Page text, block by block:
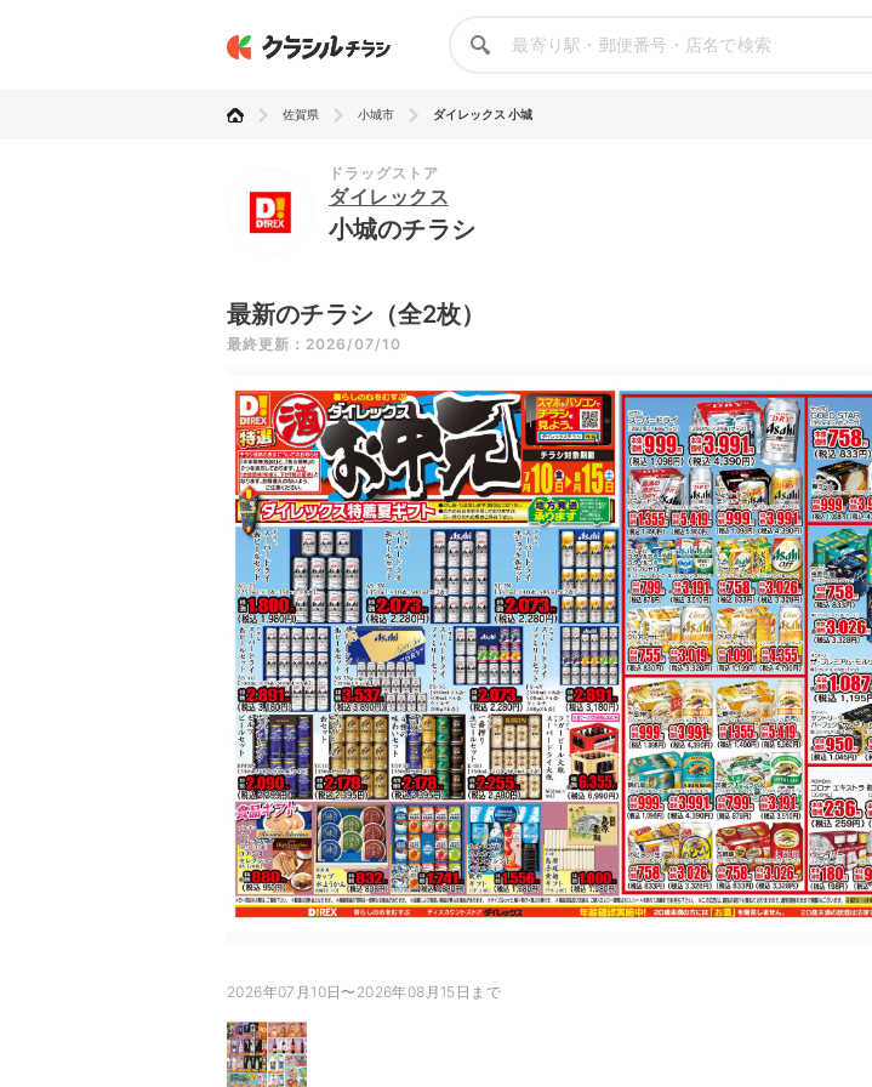
佐賀県 小城市 ダイレックス 小城
ドラッグストア
ダイレックス
小城のチラシ
最新のチラシ（全2枚）
最終更新：2026/07/10
2026年07月10日〜2026年08月15日まで